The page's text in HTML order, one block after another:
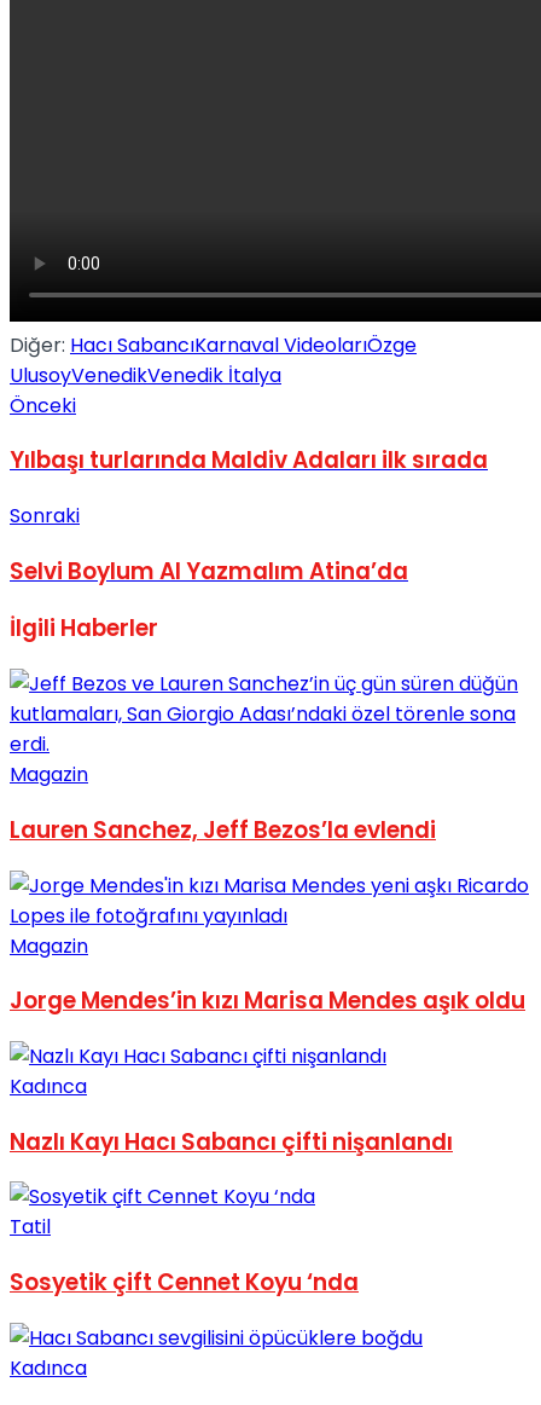
Diğer: Hacı SabancıKarnaval VideolarıÖzge
UlusoyVenedikVenedik İtalya
Önceki
Yılbaşı turlarında Maldiv Adaları ilk sırada
Sonraki
Selvi Boylum Al Yazmalım Atina’da
İlgili Haberler
Magazin
Lauren Sanchez, Jeff Bezos’la evlendi
Magazin
Jorge Mendes’in kızı Marisa Mendes aşık oldu
Kadınca
Nazlı Kayı Hacı Sabancı çifti nişanlandı
Tatil
Sosyetik çift Cennet Koyu ‘nda
Kadınca